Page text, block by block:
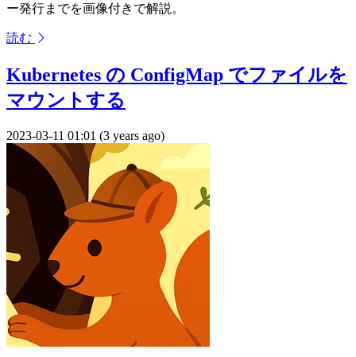
ー発行までを画像付きで解説。
読む
Kubernetes の ConfigMap でファイルを
マウントする
2023-03-11 01:01 (3 years ago)